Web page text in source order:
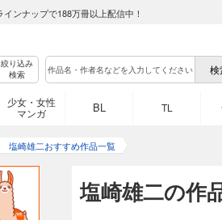
ンナップで188万冊以上配信中！
絞り込み
検索
少女・女性
マンガ
BL TL
塩崎雄二おすすめ作品一覧
塩崎雄二の作